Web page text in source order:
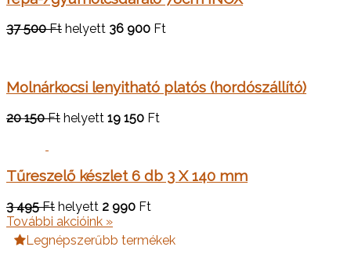
37 500 Ft helyett 36 900 Ft
Molnárkocsi lenyitható platós (hordószállító)
20 150 Ft helyett 19 150 Ft
Tűreszelő készlet 6 db 3 X 140 mm
3 495 Ft helyett 2 990 Ft
További akcióink »
Legnépszerűbb termékek